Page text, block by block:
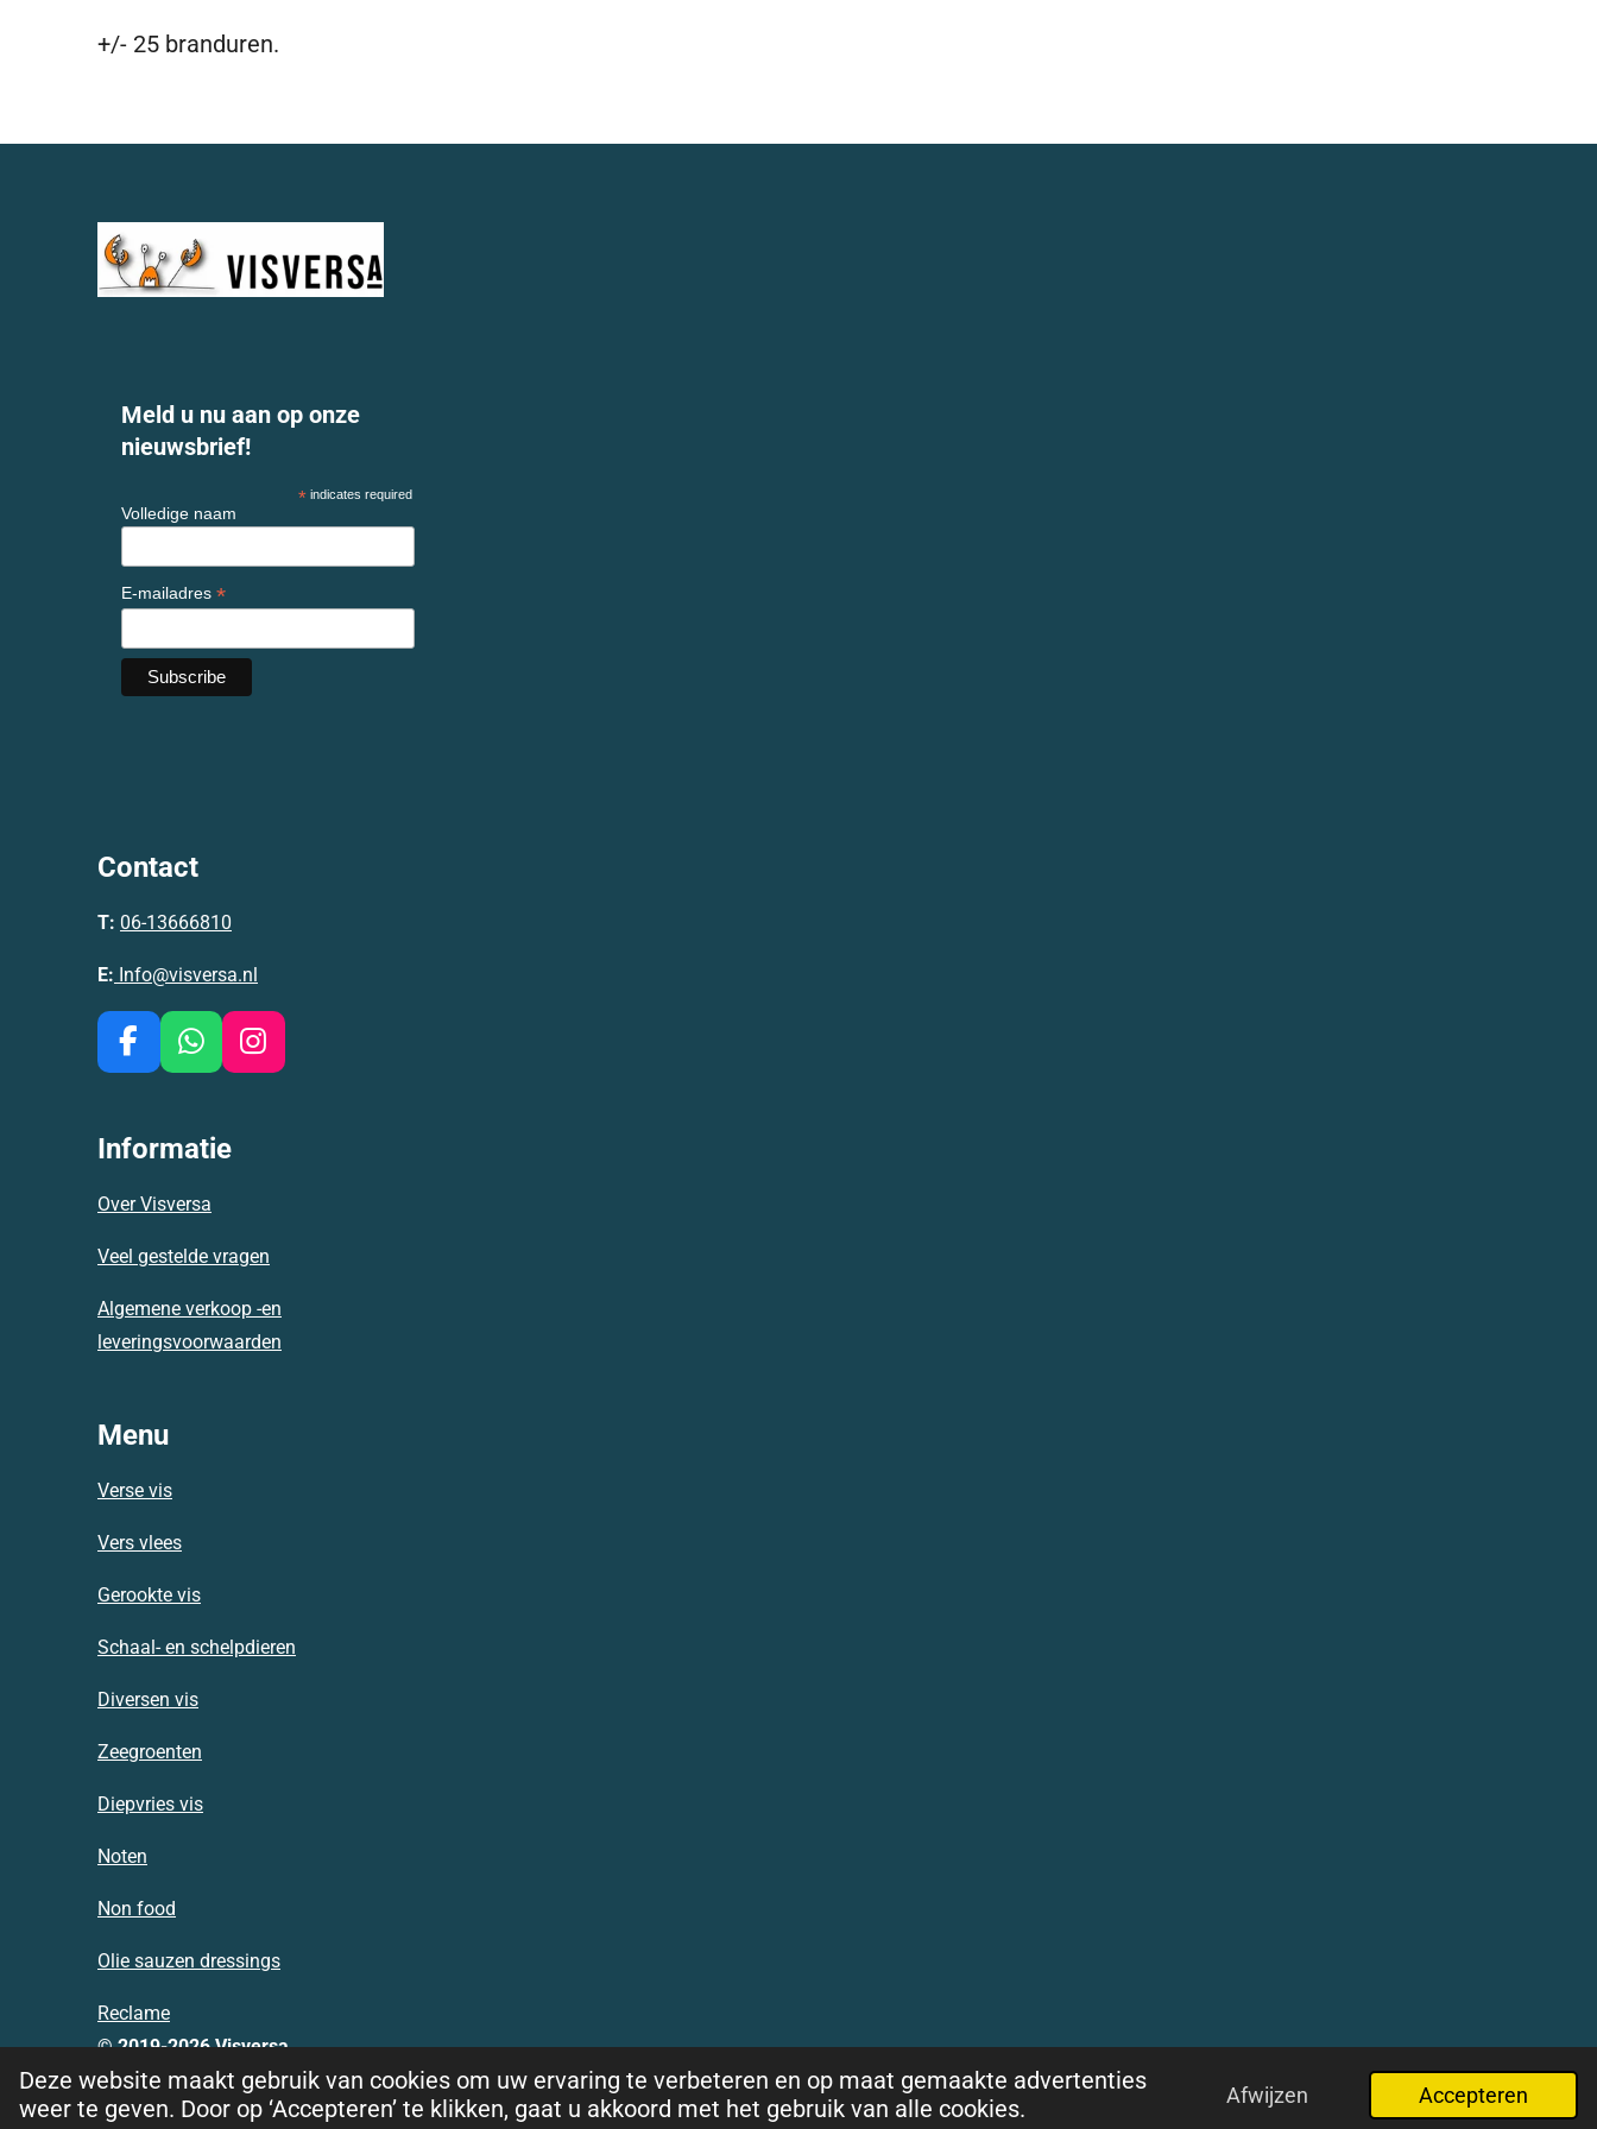
Deze website maakt gebruik van cookies om uw ervaring te verbeteren en op maat gemaakte advertenties
weer te geven. Door op ‘Accepteren’ te klikken, gaat u akkoord met het gebruik van alle cookies.
Afwijzen Accepteren
+/- 25 branduren.
Meld u nu aan op onze
nieuwsbrief!
*indicates required
Volledige naam
E-mailadres *
Contact
T: 06-13666810
E: Info@visversa.nl
F
a
e
b
o
k
W
h
t
s
A
p
I
n
a
Informatie
Over Visversa
Veel gestelde vragen
Algemene verkoop -en
leveringsvoorwaarden
Menu
Verse vis
Vers vlees
Gerookte vis
Schaal- en schelpdieren
Diversen vis
Zeegroenten
Diepvries vis
Noten
Non food
Olie sauzen dressings
Reclame
© 2019-2026 Visversa